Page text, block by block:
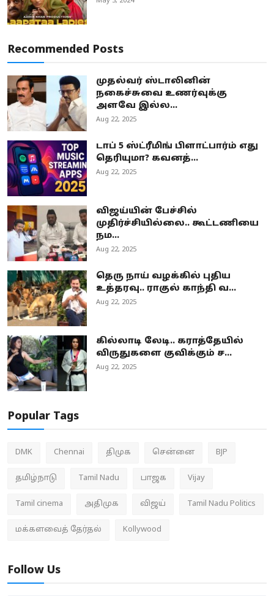
Recommended Posts
முதல்வர் ஸ்டாலினின்
நகைச்சுவை உணர்வுக்கு
அளவே இல்ல...
Aug 22, 2025
டாப் 5 ஸ்ட்ரீமிங் பிளாட்பார்ம் எது
தெரியுமா? கவனத்...
Aug 22, 2025
விஜய்யின் பேச்சில்
முதிர்ச்சியில்லை.. கூட்டணியை
நம...
Aug 22, 2025
தெரு நாய் வழக்கில் புதிய
உத்தரவு.. ராகுல் காந்தி வ...
Aug 22, 2025
கில்லாடி லேடி.. கராத்தேயில்
விருதுகளை குவிக்கும் ச...
Aug 22, 2025
Popular Tags
DMK Chennai திமுக சென்னை BJP
தமிழ்நாடு Tamil Nadu பாஜக Vijay
Tamil cinema அதிமுக விஜய் Tamil Nadu Politics
மக்களவைத் தேர்தல் Kollywood
Follow Us